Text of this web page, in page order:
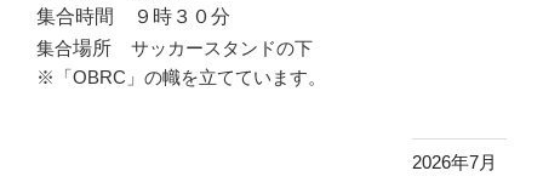
集合時間 ９時３０分
集合場所
サッカースタンドの下
※「OBRC」の幟を立てています。
2026年7月